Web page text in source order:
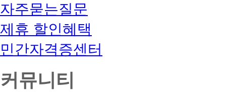
자주묻는질문
제휴 할인혜택
민간자격증센터
커뮤니티